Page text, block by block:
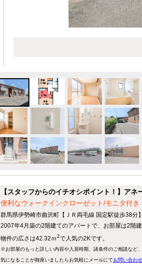
【スタッフからのイチオシポイント！】アネ
便利なウォークインクローゼット/モニタ付
群馬県伊勢崎市曲沢町【ＪＲ両毛線 国定駅徒歩38分
2007年4月築の2階建てのアパートで、お部屋は2階建
物件の広さは42.32ｍ2で人気の2Kです。
※お部屋のもっと詳しい内容や入居時期、諸条件のご相談など
気になることが御座いましたらお気軽にメールにてお問い合わせ